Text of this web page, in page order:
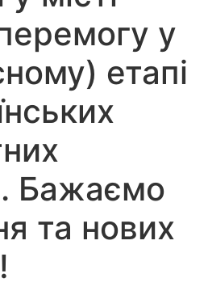
у
етапі
Бажаємо
та нових